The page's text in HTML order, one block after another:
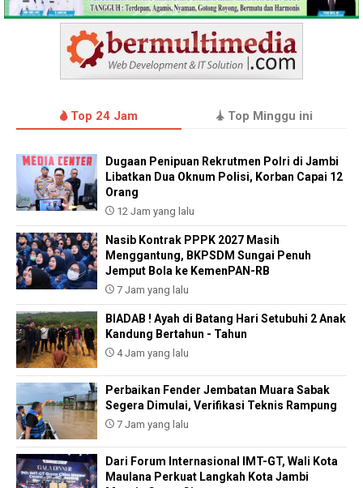
Top 24 Jam Top Minggu ini
Dugaan Penipuan Rekrutmen Polri di Jambi
Libatkan Dua Oknum Polisi, Korban Capai 12
Orang
12 Jam yang lalu
Nasib Kontrak PPPK 2027 Masih
Menggantung, BKPSDM Sungai Penuh
Jemput Bola ke KemenPAN-RB
7 Jam yang lalu
BIADAB ! Ayah di Batang Hari Setubuhi 2 Anak
Kandung Bertahun - Tahun
4 Jam yang lalu
Perbaikan Fender Jembatan Muara Sabak
Segera Dimulai, Verifikasi Teknis Rampung
7 Jam yang lalu
Dari Forum Internasional IMT-GT, Wali Kota
Maulana Perkuat Langkah Kota Jambi